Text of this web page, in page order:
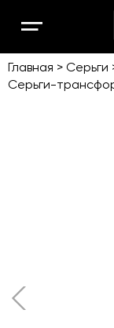
Открыть
Главная Серьги
Серьги-